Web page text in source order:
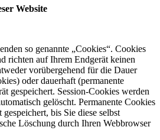
Website
so genannte „Cookies“. Cookies
richten auf Ihrem Endgerät keinen
vorübergehend für die Dauer
oder dauerhaft (permanente
gespeichert. Session-Cookies werden
gelöscht. Permanente Cookies
bis Sie diese selbst
Löschung durch Ihren Webbrowser